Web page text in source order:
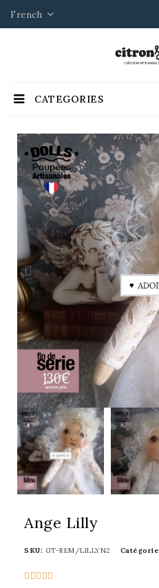
French
CATEGORIES
Ange Lilly
SKU GT-REM/LILLYN2 Catégorie
    